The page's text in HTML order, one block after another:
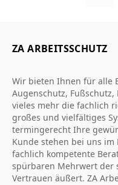
ZA ARBEITSSCHUTZ
Wir bieten Ihnen für alle
Augenschutz,
vieles mehr die fachlich
großes und vielfältiges
termingerecht Ihre
Kunde stehen bei uns
fachlich kompetente
spürbaren Mehrwert der
Vertrauen äußert. ZA